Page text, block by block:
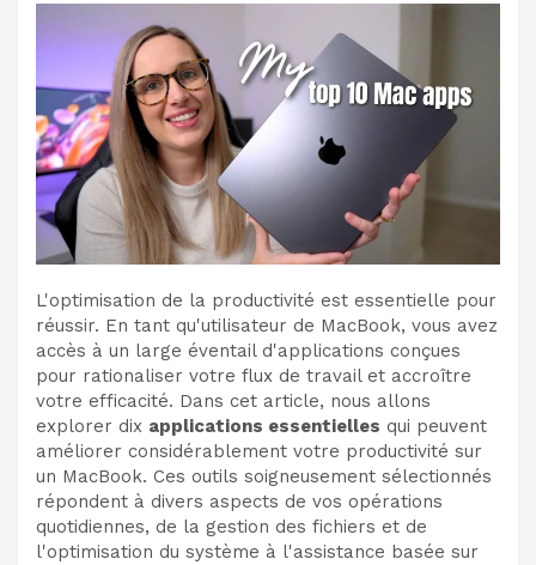
L'optimisation de la productivité est essentielle pour
réussir. En tant qu'utilisateur de MacBook, vous avez
accès à un large éventail d'applications conçues
pour rationaliser votre flux de travail et accroître
votre efficacité. Dans cet article, nous allons
explorer dix applications essentielles qui peuvent
améliorer considérablement votre productivité sur
un MacBook. Ces outils soigneusement sélectionnés
répondent à divers aspects de vos opérations
quotidiennes, de la gestion des fichiers et de
l'optimisation du système à l'assistance basée sur